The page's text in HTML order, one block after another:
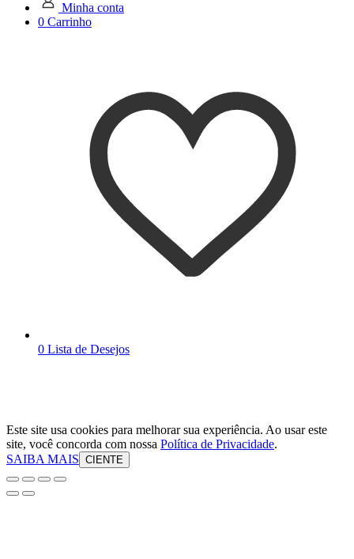
Minha conta
0 Carrinho
0 Lista de Desejos
Este site usa cookies para melhorar sua experiência. Ao usar este
site, você concorda com nossa Política de Privacidade.
SAIBA MAIS CIENTE